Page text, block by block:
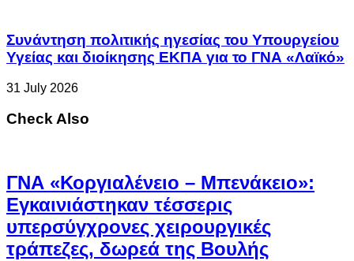
Συνάντηση πολιτικής ηγεσίας του Υπουργείου
Υγείας και διοίκησης ΕΚΠΑ για το ΓΝΑ «Λαϊκό»
31 July 2026
Check Also
ΓΝΑ «Κοργιαλένειο – Μπενάκειο»:
Εγκαινιάστηκαν τέσσερις
υπερσύγχρονες χειρουργικές
τράπεζες, δωρεά της Βουλής